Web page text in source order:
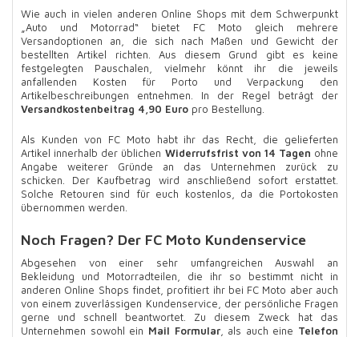
Wie auch in vielen anderen Online Shops mit dem Schwerpunkt
„Auto und Motorrad“ bietet FC Moto gleich mehrere
Versandoptionen an, die sich nach Maßen und Gewicht der
bestellten Artikel richten. Aus diesem Grund gibt es keine
festgelegten Pauschalen, vielmehr könnt ihr die jeweils
anfallenden Kosten für Porto und Verpackung den
Artikelbeschreibungen entnehmen. In der Regel beträgt der
Versandkostenbeitrag 4,90 Euro pro Bestellung.
Als Kunden von FC Moto habt ihr das Recht, die gelieferten
Artikel innerhalb der üblichen Widerrufsfrist von 14 Tagen ohne
Angabe weiterer Gründe an das Unternehmen zurück zu
schicken. Der Kaufbetrag wird anschließend sofort erstattet.
Solche Retouren sind für euch kostenlos, da die Portokosten
übernommen werden.
Noch Fragen? Der FC Moto Kundenservice
Abgesehen von einer sehr umfangreichen Auswahl an
Bekleidung und Motorradteilen, die ihr so bestimmt nicht in
anderen Online Shops findet, profitiert ihr bei FC Moto aber auch
von einem zuverlässigen Kundenservice, der persönliche Fragen
gerne und schnell beantwortet. Zu diesem Zweck hat das
Unternehmen sowohl ein Mail Formular, als auch eine Telefon